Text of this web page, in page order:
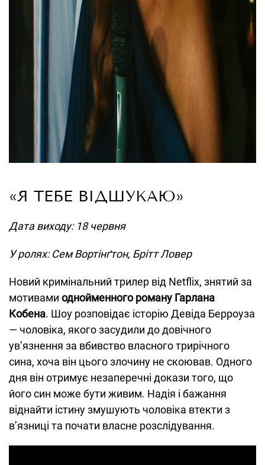
«Я ТЕБЕ ВІДШУКАЮ»
Дата виходу: 18 червня
У ролях: Сем Вортінґтон, Брітт Ловер
Новий кримінальний трилер від Netflix, знятий за
мотивами однойменного роману Гарлана
Кобена. Шоу розповідає історію Девіда Берроуза
— чоловіка, якого засудили до довічного
ув’язнення за вбивство власного трирічного
сина, хоча він цього злочину не скоював. Одного
дня він отримує незаперечні докази того, що
його син може бути живим. Надія і бажання
віднайти істину змушують чоловіка втекти з
в’язниці та почати власне розслідування.